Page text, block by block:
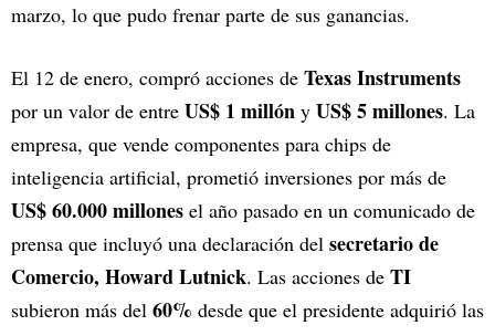
marzo, lo que pudo frenar parte de sus ganancias.
El 12 de enero, compró acciones de Texas Instruments
por un valor de entre US$ 1 millón y US$ 5 millones. La
empresa, que vende componentes para chips de
inteligencia artificial, prometió inversiones por más de
US$ 60.000 millones el año pasado en un comunicado de
prensa que incluyó una declaración del secretario de
Comercio, Howard Lutnick. Las acciones de TI
subieron más del 60% desde que el presidente adquirió las